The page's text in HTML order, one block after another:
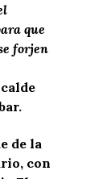
que
forjen
de la
con